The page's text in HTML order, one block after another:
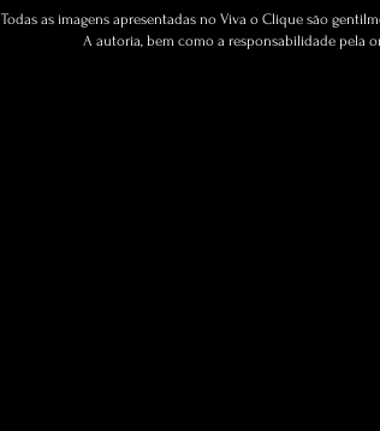
Todas as imagens apresentadas no Viva o Clique são
A autoria, bem como a responsabilidade pela